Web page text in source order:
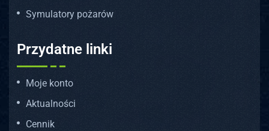
Symulatory pożarów
Przydatne linki
Moje konto
Aktualności
Cennik